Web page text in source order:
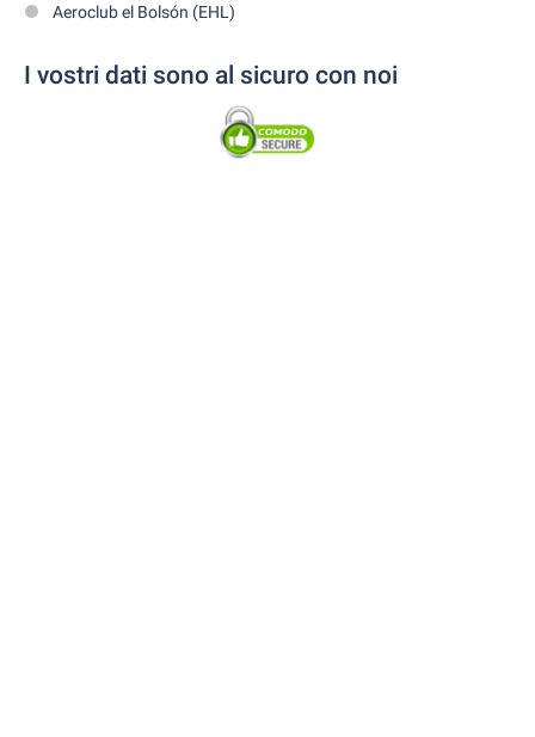
Aeroclub el Bolsón (EHL)
I vostri dati sono al sicuro con noi